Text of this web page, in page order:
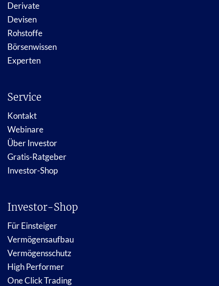
Derivate
Devisen
Rohstoffe
Börsenwissen
Experten
Service
Kontakt
Webinare
Über Investor
Gratis-Ratgeber
Investor-Shop
Investor-Shop
Für Einsteiger
Vermögensaufbau
Vermögensschutz
High Performer
One Click Trading